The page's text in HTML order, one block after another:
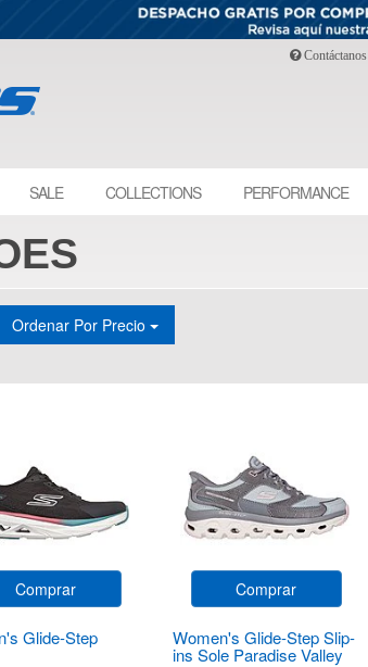
Contáctanos
SALE COLLECTIONS PERFORMANCE
Ordenar Por Precio
Comprar
Glide-Step
Comprar
Women's Glide-Step Slip-
ins Sole Paradise Valley